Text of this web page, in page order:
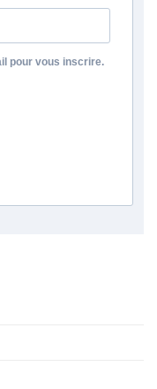
pour vous inscrire.